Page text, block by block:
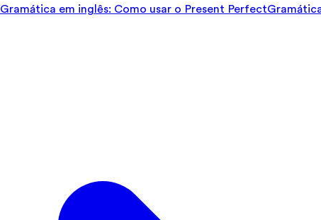
Gramática em inglês: Como usar o Present Perfect